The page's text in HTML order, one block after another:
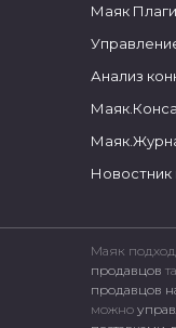
Маяк
Анализ
Новостник
Маяк
продавцов
продавцов
можно